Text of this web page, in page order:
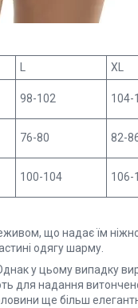
L XL
98-102 104-
76-80 82-
100-104 106-
що надає їм
одягу шарму.
у цьому випадку
для надання
ще більш